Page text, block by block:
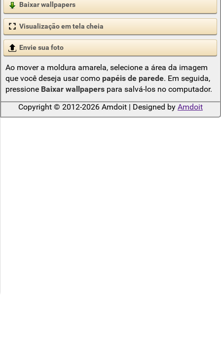
Baixar wallpapers
Visualização em tela cheia
Envie sua foto
Ao mover a moldura amarela, selecione a área da imagem
que você deseja usar como papéis de parede. Em seguida,
pressione Baixar wallpaperspara salvá-los no computador.
Copyright © 2012-2026 Amdoit | Designed by Amdoit